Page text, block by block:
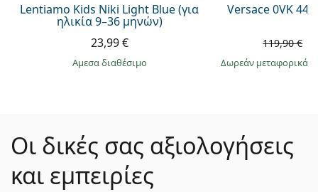
Lentiamo Kids Niki Light Blue (για
ηλικία 9–36 μηνών)
23,99 €
άμεσα διαθέσιμο
Versace 0VK
119,90 €
Δωρεάν μεταφορικά
Οι δικές σας αξιολογήσεις
και εμπειρίες